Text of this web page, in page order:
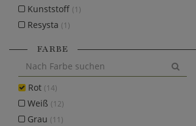
Kunststoff (1)
Resysta (1)
FARBE
Rot (14)
Weiß (12)
Grau (11)